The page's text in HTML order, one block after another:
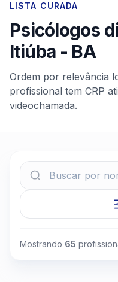
LISTA CURADA
Psicólogos
Itiúba - BA
Ordem por relevância
profissional tem CRP
videochamada.
Mostrando 65